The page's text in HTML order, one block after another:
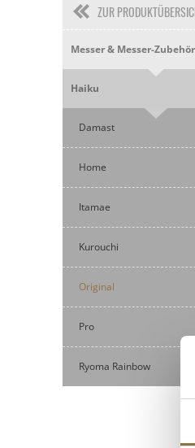
ZUR
Messer & Messer-Zubehör
Haiku
Damast
Home
Itamae
Kurouchi
Original
Pro
Ryoma Rainbow